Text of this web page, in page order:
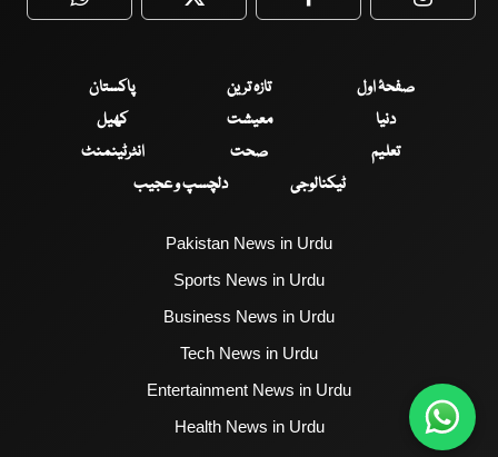
WhatsApp Twitter Facebook
صفحۂ اول تازہ ترین
پاکستان
دنیا
معیشت
کھیل
تعلیم
صحت
انٹرٹینمنٹ
ٹیکنالوجی
دلچسپ و عجیب
Pakistan News in Urdu
Sports News in Urdu
Business News in Urdu
Tech News in Urdu
Entertainment News in Urdu
Health News in Urdu